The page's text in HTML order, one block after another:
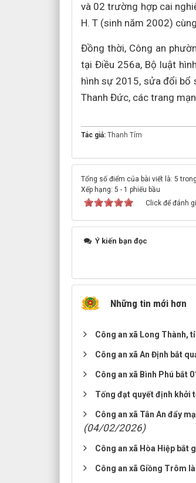
và 02 trường hợp cai
H. T (sinh năm 2002)
Đồng thời, Công an
tại Điều 256a, Bộ luật
hình sự 2015, sửa đổi bổ
Thanh Đức, các trang
Tác giả: Thanh Tím
Tổng số điểm của bài viết là: 5
Xếp hạng: 5 - 1 phiếu bầu
Click để đánh
Ý kiến bạn đọc
Những tin mới hơn
Công an xã Long Thành,
Công an xã An Định bắt
Công an xã Bình Phú bắt
Tống đạt quyết định khởi
Công an xã Tân An đẩy
(04/02/2026)
Công an xã Hòa Hiệp bắt
Công an xã Giồng Trôm